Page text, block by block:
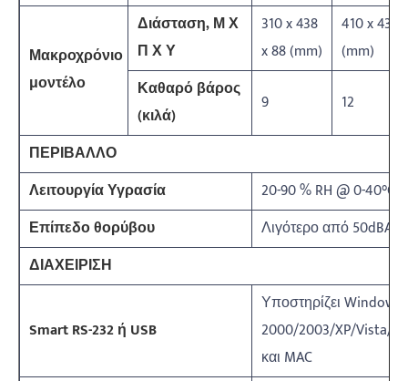
Μακροχρόνιο
μοντέλο
Διάσταση, Μ Χ
Π Χ Υ
310 x 438
x 88 (mm)
410 x 438
(mm)
Καθαρό βάρος
(κιλά)
9 12
ΠΕΡΙΒΑΛΛΟ
Λειτουργία Υγρασία
20-90 % RH @ 0-
Επίπεδο θορύβου
Λιγότερο από 50dBA
ΔΙΑΧΕΙΡΙΣΗ
Smart RS-232 ή USB
Υποστηρίζει
2000/2003/XP/Vista/
και MAC